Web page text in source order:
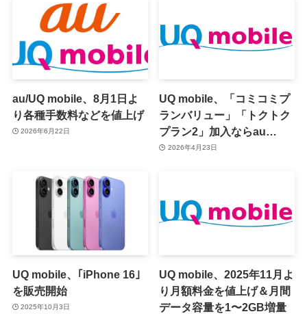
au/UQ mobile、8月1日よ
り各種手数料などを値上げ
2026年6月22日
UQ mobile、「コミコミプ
ランバリュー」「トクトク
プラン2」加入ならau
Starlink Directが無料に
2026年4月23日
UQ mobile、｢iPhone 16｣
を販売開始
2025年10月3日
UQ mobile、2025年11月よ
り月額料金を値上げ＆月間
データ容量を1〜2GB増量